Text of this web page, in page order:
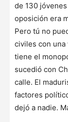
de 130
oposición era
Pero tú no
civiles con una
tiene el
sucedió con
calle. El
factores
dejó a nadie.